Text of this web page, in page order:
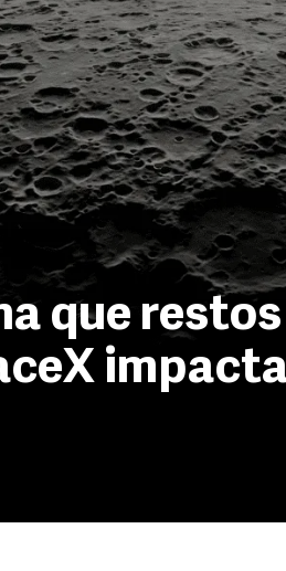
que restos